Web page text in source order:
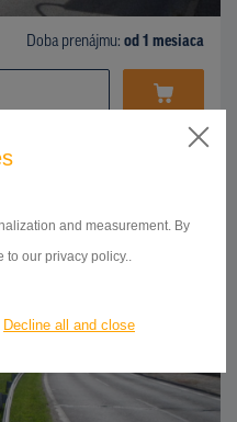
and measurement. By
to our privacy policy..
Decline all and close
Doba prenájmu: od 1 mesiaca